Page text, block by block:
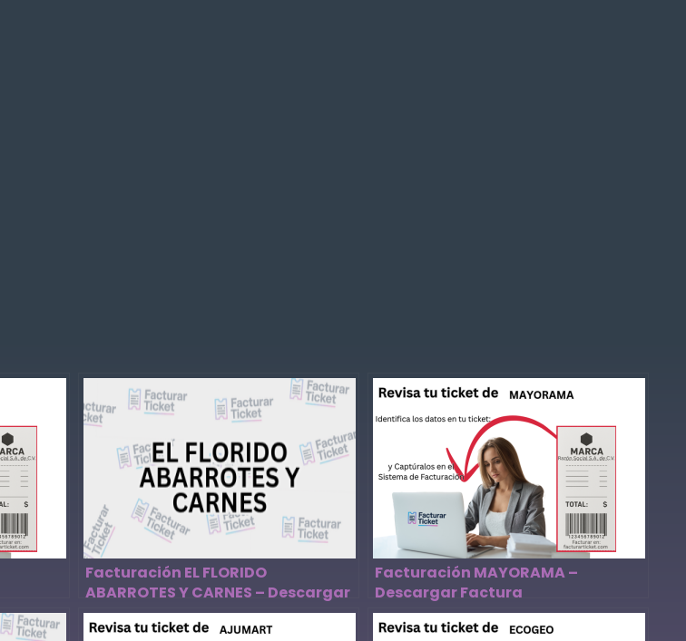
Facturación EL FLORIDO
ABARROTES Y CARNES – Descargar
Factura
Facturación MAYORAMA –
Descargar Factura